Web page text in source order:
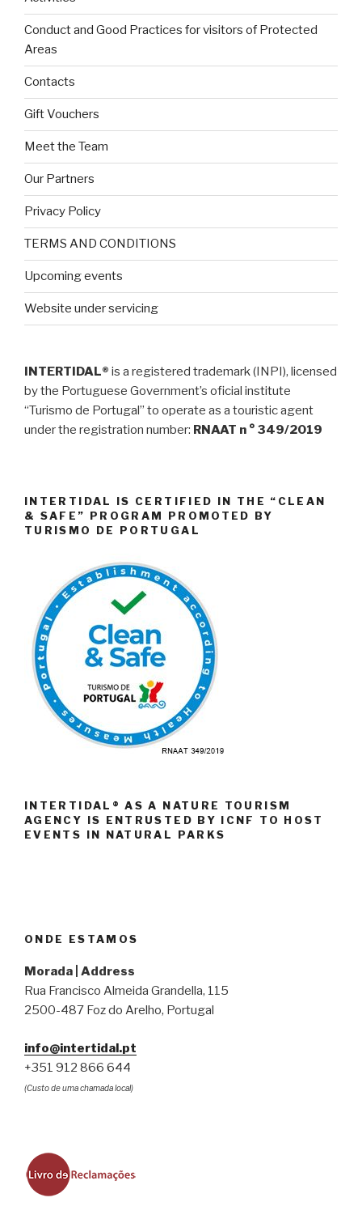
Conduct and Good Practices for visitors of Protected
Areas
Contacts
Gift Vouchers
Meet the Team
Our Partners
Privacy Policy
TERMS AND CONDITIONS
Upcoming events
Website under servicing
INTERTIDAL® is a registered trademark (INPI), licensed
by the Portuguese Government’s oficial institute
“Turismo de Portugal” to operate as a touristic agent
under the registration number: RNAAT n ° 349/2019
INTERTIDAL IS CERTIFIED IN THE “CLEAN
& SAFE” PROGRAM PROMOTED BY
TURISMO DE PORTUGAL
INTERTIDAL® AS A NATURE TOURISM
AGENCY IS ENTRUSTED BY ICNF TO HOST
EVENTS IN NATURAL PARKS
ONDE ESTAMOS
Morada | Address
Rua Francisco Almeida Grandella, 115
2500-487 Foz do Arelho, Portugal
info@intertidal.pt
+351 912 866 644
(Custo de uma chamada local)